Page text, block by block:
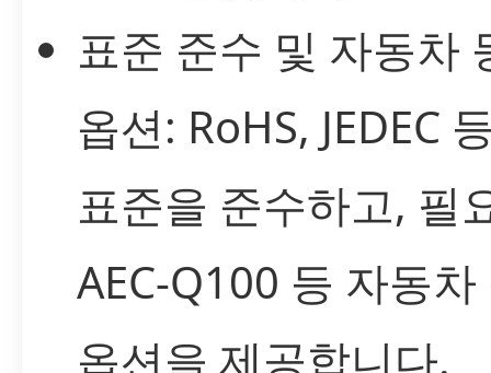
표준 준수 및 자동차
옵션: RoHS, JEDEC
표준을 준수하고, 필
AEC-Q100 등 자동
옵션을 제공합니다.